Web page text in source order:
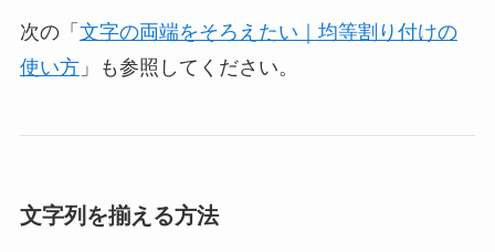
次の「 文字の両端をそろえたい｜均等割り付けの
使い方」も参照してください。
文字列を揃える方法